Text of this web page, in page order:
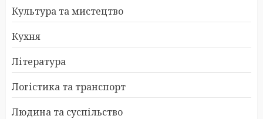
Культура та мистецтво
Кухня
Література
Логістика та транспорт
Людина та суспільство